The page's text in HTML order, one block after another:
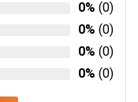
0% (0)
0% (0)
0% (0)
0% (0)